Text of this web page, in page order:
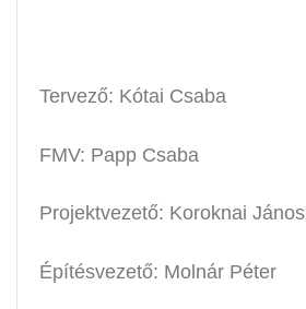
Tervező: Kótai Csaba
FMV: Papp Csaba
Projektvezető: Koroknai János
Építésvezető: Molnár Péter